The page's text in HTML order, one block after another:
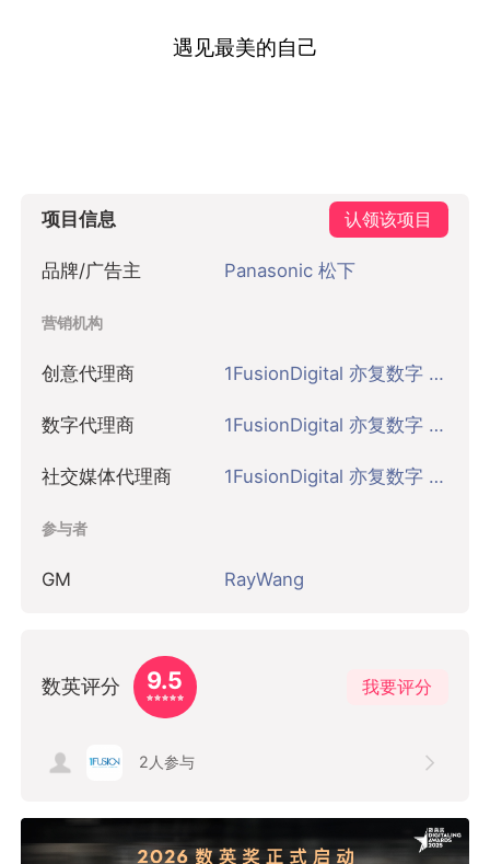
遇见最美的自己
项目信息 认领该项目
品牌/广告主 Panasonic 松下
营销机构
创意代理商 1FusionDigital 亦复数字 上海
数字代理商 1FusionDigital 亦复数字 上海
社交媒体代理商 1FusionDigital 亦复数字 上海
参与者
GM RayWang
数英评分 9.5 我要评分
2 人参与